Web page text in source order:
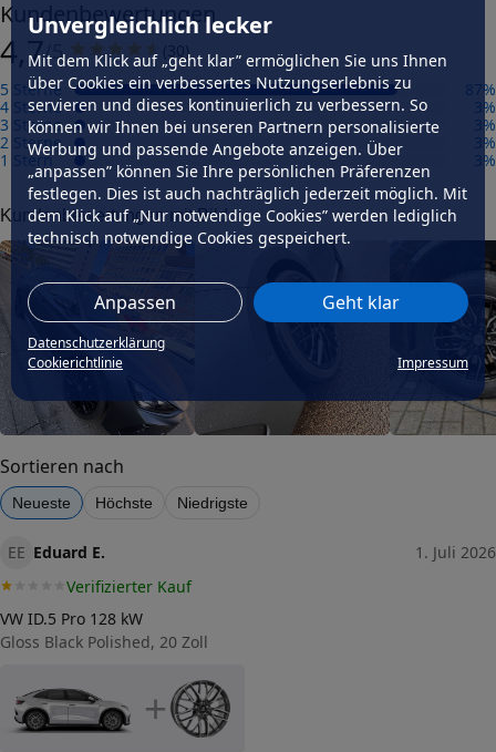
Unvergleichlich lecker
Mit dem Klick auf „geht klar” ermöglichen Sie uns Ihnen
über Cookies ein verbessertes Nutzungserlebnis zu
servieren und dieses kontinuierlich zu verbessern. So
können wir Ihnen bei unseren Partnern personalisierte
Werbung und passende Angebote anzeigen. Über
„anpassen” können Sie Ihre persönlichen Präferenzen
festlegen. Dies ist auch nachträglich jederzeit möglich. Mit
dem Klick auf „Nur notwendige Cookies” werden lediglich
technisch notwendige Cookies gespeichert.
Anpassen Geht klar
Datenschutzerklärung
Cookierichtlinie
Impressum
Präzisionsgrad
Felgengutachten
Eintragungsfrei
-
Freigabe
-
Gutachten Link
-
Dimension
Breite (in Zoll)
Größe (in Zoll)
21
Einpresstiefe (in mm)
Lochkreis (Anzahl der Löcher)
Lochkreis-Durchmesser (in mm)
Mittenloch-Durchmesser (in
mm)
Traglast (in kg)
Allgemeine Produktsicherheit
(GPSR)
Herstellerkontakt
Kundenbewertungen
4,7/5
)
5 Sterne
87%
4 Sterne
3%
3 Sterne
3%
2 Sterne
3%
1 Stern
3%
Kundenbewertungen mit Bild
Sortieren nach
Neueste Höchste Niedrigste
EE Eduard E.
1. Juli 2026
Verifizierter Kauf
VW ID.5 Pro 128 kW
Gloss Black Polished, 20 Zoll
+